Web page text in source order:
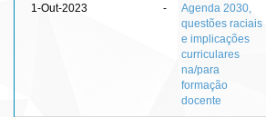
1-Out-2023 -
Agenda 2030,
questões raciais
e implicações
curriculares
na/para
formação
docente